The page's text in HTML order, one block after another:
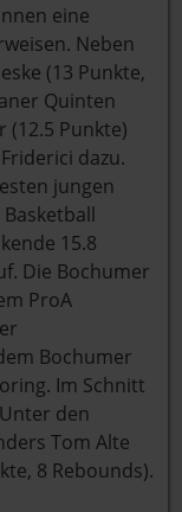
eine
Neben
(13 Punkte,
Quinten
(12.5 Punkte)
dazu.
jungen
Basketball
15.8
Die Bochumer
ProA
Bochumer
Im Schnitt
den
Tom Alte
8 Rebounds).